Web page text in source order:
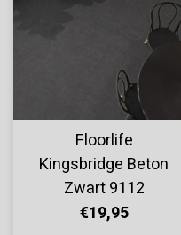
Floorlife
Kingsbridge Beton
Zwart 9112
€19,95